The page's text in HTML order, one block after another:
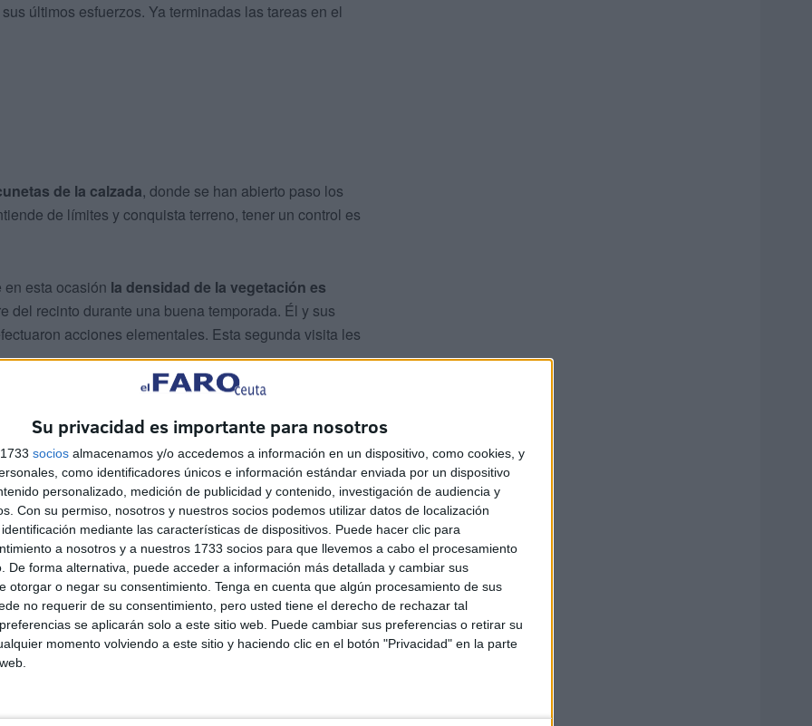
Su privacidad es importante para nosotros
socios almacenamos y/o accedemos a información en un dispositivo, como cookies, y
como identificadores únicos e información estándar enviada por un dispositivo
personalizado, medición de publicidad y contenido, investigación de audiencia y
Con su permiso, nosotros y nuestros socios podemos utilizar datos de localización
mediante las características de dispositivos. Puede hacer clic para
a nosotros y a nuestros 1733 socios para que llevemos a cabo el procesamiento
De forma alternativa, puede acceder a información más detallada y cambiar sus
otorgar o negar su consentimiento. Tenga en cuenta que algún procesamiento de sus
no requerir de su consentimiento, pero usted tiene el derecho de rechazar tal
se aplicarán solo a este sitio web. Puede cambiar sus preferencias o retirar su
momento volviendo a este sitio y haciendo clic en el botón "Privacidad" en la parte
últimos esfuerzos. Ya terminadas las tareas en el
de la calzada, donde se han abierto paso los
de límites y conquista terreno, tener un control es
esta ocasión la densidad de la vegetación es
del recinto durante una buena temporada. Él y sus
acciones elementales. Esta segunda visita les
y en coche o sentarse en un claro. Es por ello por lo
día de alta afluencia como lo es la mochila.
La gente viene mucho al campo. Esto facilita que se